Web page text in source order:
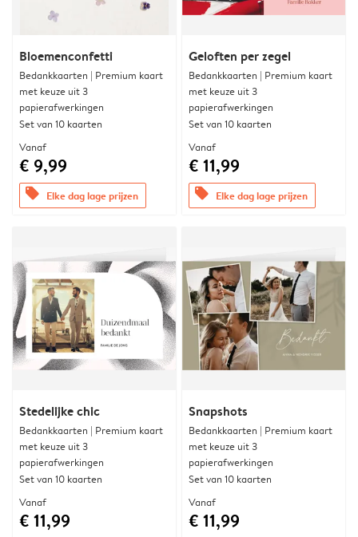
Bloemenconfetti
Bedankkaarten | Premium kaart
met keuze uit 3
papierafwerkingen
Set van 10 kaarten
Vanaf
€ 9,99
offers Elke dag lage prijzen
Geloften per zegel
Bedankkaarten | Premium kaart
met keuze uit 3
papierafwerkingen
Set van 10 kaarten
Vanaf
€ 11,99
offers Elke dag lage prijzen
Stedelijke chic
Bedankkaarten | Premium kaart
met keuze uit 3
papierafwerkingen
Set van 10 kaarten
Vanaf
€ 11,99
Snapshots
Bedankkaarten | Premium kaart
met keuze uit 3
papierafwerkingen
Set van 10 kaarten
Vanaf
€ 11,99